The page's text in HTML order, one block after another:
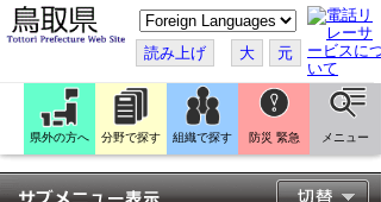
こ
の
ペ
ー
ジ
翻
訳
す
る
読み上げ 大 元
県外の方へ 分野で探す 組織で探す 防災 緊急 メニュー